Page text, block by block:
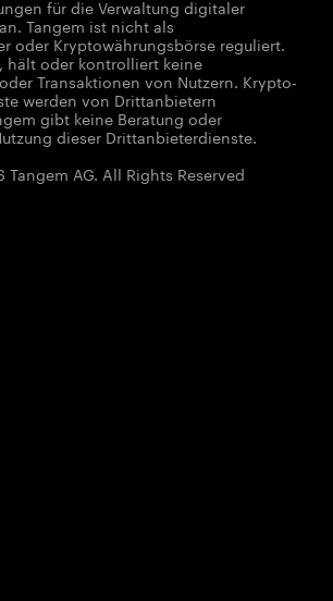
für die Verwaltung digitaler
Tangem ist nicht als
oder Kryptowährungsbörse reguliert.
hält oder kontrolliert keine
Transaktionen von Nutzern. Krypto-
werden von Drittanbietern
gibt keine Beratung oder
dieser Drittanbieterdienste.